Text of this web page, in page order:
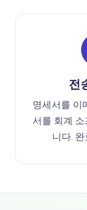
전
명세서를 이
서를 회계
니다.